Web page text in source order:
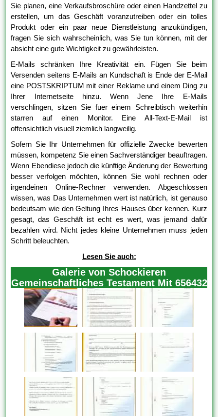
Sie planen, eine Verkaufsbroschüre oder einen Handzettel zu
erstellen, um das Geschäft voranzutreiben oder ein tolles
Produkt oder ein paar neue Dienstleistung anzukündigen,
fragen Sie sich wahrscheinlich, was Sie tun können, mit der
absicht eine gute Wichtigkeit zu gewährleisten.
E-Mails schränken Ihre Kreativität ein. Fügen Sie beim
Versenden seitens E-Mails an Kundschaft is Ende der E-Mail
eine POSTSKRIPTUM mit einer Reklame und einem Ding zu
Ihrer Internetseite hinzu. Wenn Jene Ihre E-Mails
verschlingen, sitzen Sie fuer einem Schreibtisch weiterhin
starren auf einen Monitor. Eine All-Text-E-Mail ist
offensichtlich visuell ziemlich langweilig.
Sofern Sie Ihr Unternehmen für offizielle Zwecke bewerten
müssen, kompetenz Sie einen Sachverständiger beauftragen.
Wenn Ebendiese jedoch die künftige Änderung der Bewertung
besser verfolgen möchten, können Sie wohl rechnen oder
irgendeinen Online-Rechner verwenden. Abgeschlossen
wissen, was Das Unternehmen wert ist natürlich, ist genauso
bedeutsam wie den Geltung Ihres Hauses über kennen. Kurz
gesagt, das Geschäft ist echt es wert, was jemand dafür
bezahlen wird. Nicht jedes kleine Unternehmen muss jeden
Schritt beleuchten.
Lesen Sie auch:
Galerie von Schockieren
Gemeinschaftliches Testament Mit 656432